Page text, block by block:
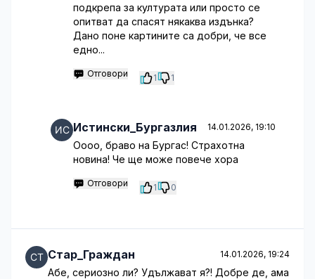
подкрепа за културата или просто се
опитват да спасят някаква издънка?
Дано поне картините са добри, че все
едно...
Отговори 1 1
Истински_Бургазлия 14.01.2026, 19:10
Оооо, браво на Бургас! Страхотна
новина! Че ще може повече хора
Отговори 1 0
Стар_Граждан 14.01.2026, 19:24
Абе, сериозно ли? Удължават я?! Добре де, ама